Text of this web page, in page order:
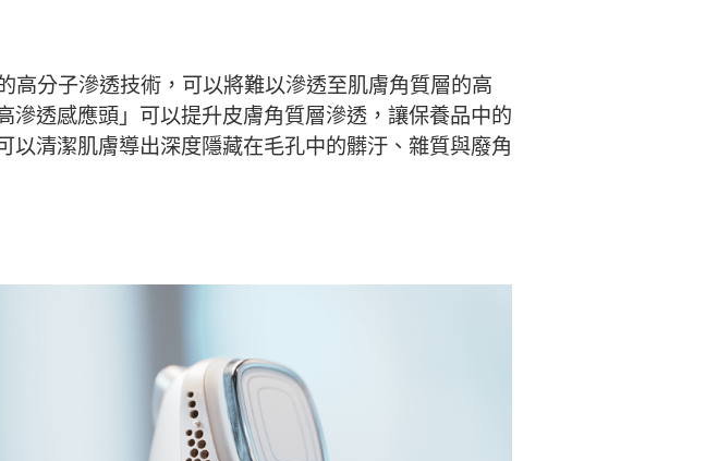
高分子滲透技術，可以將難以滲透至肌膚角質層的高
透感應頭」可以提升皮膚角質層滲透，讓保養品中的
清潔肌膚導出深度隱藏在毛孔中的髒汙、雜質與廢角